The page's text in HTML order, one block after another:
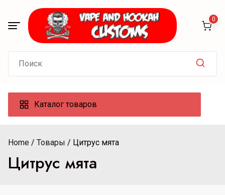
content
0
for:
Каталог товаров
Home Товары Цитрус мята
Цитрус мята